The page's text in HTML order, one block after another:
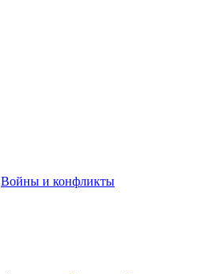
Войны и конфликты